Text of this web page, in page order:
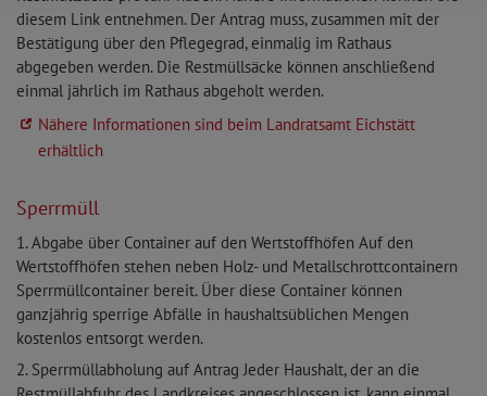
diesem Link entnehmen. Der Antrag muss, zusammen mit der
Bestätigung über den Pflegegrad, einmalig im Rathaus
abgegeben werden. Die Restmüllsäcke können anschließend
einmal jährlich im Rathaus abgeholt werden.
Nähere Informationen sind beim Landratsamt Eichstätt
erhältlich
Sperrmüll
1. Abgabe über Container auf den Wertstoffhöfen Auf den
Wertstoffhöfen stehen neben Holz- und Metallschrottcontainern
Sperrmüllcontainer bereit. Über diese Container können
ganzjährig sperrige Abfälle in haushaltsüblichen Mengen
kostenlos entsorgt werden.
2. Sperrmüllabholung auf Antrag Jeder Haushalt, der an die